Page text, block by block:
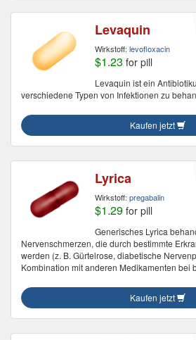
Levaquin
Wirkstoff: levofloxacin
$1.23 for pill
Levaquin ist ein
verschiedene Typen von Infektionen zu
Kaufen jetzt
Lyrica
Wirkstoff: pregabalin
$1.29 for pill
Generisches Lyrica
Nervenschmerzen, die durch bestimmte
werden (z. B. Gürtelrose, diabetische
Kombination mit anderen Medikamenten bei
Kaufen jetzt